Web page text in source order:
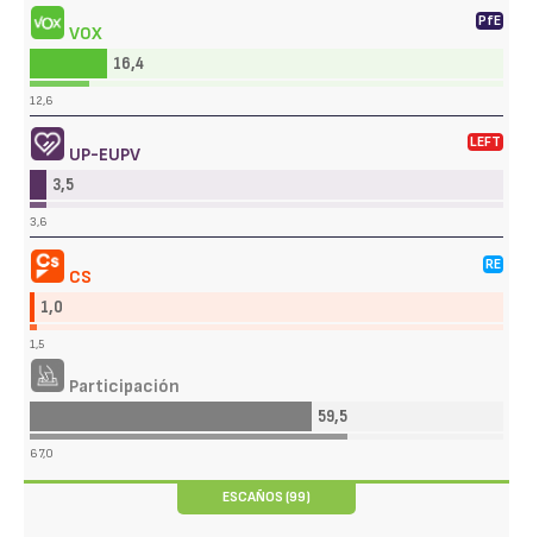
VOX
PfE
16,4
12,6
UP-EUPV
LEFT
3,5
3,6
CS
RE
1,0
1,5
Participación
59,5
67,0
ESCAÑOS (99)